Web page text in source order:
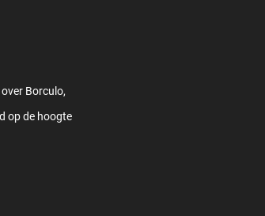
Borculo,
op de hoogte